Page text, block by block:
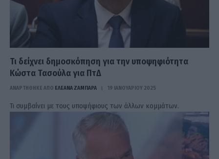
Τι δείχνει δημοσκόπηση για την υποψηφιότητα
Κώστα Τασούλα για ΠτΔ
ΑΝΑΡΤΗΘΗΚΕ ΑΠΟ ΕΛΕΑΝΑ ΖΑΜΠΑΡΑ 19 ΙΑΝΟΥΑΡΊΟΥ 2025
Τι συμβαίνει με τους υποψήφιους των άλλων κομμάτων.